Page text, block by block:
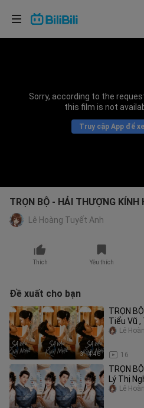
Sorry, according to the
this film is not
Truy cập App để
TRỌN BỘ - HẢI THƯỢNG
Lê Hoàng Tuyết Anh
Thích Yêu thích
Đề xuất cho bạn
3:14:46
TRỌN
Tiểu Vũ
16
Lê
TRỌN
Lý Thị
Lê
Lựa chọn ngôn ngữ
Bahasa Indonesia